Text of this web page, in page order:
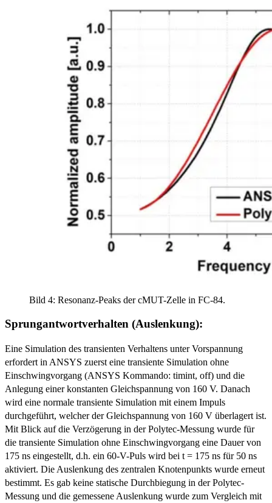
Bild 4: Resonanz-Peaks der cMUT-Zelle in FC-84.
Sprungantwortverhalten (Auslenkung):
Eine Simulation des transienten Verhaltens unter Vorspannung
erfordert in ANSYS zuerst eine transiente Simulation ohne
Einschwingvorgang (ANSYS Kommando: timint, off) und die
Anlegung einer konstanten Gleichspannung von 160 V. Danach
wird eine normale transiente Simulation mit einem Impuls
durchgeführt, welcher der Gleichspannung von 160 V überlagert ist.
Mit Blick auf die Verzögerung in der Polytec-Messung wurde für
die transiente Simulation ohne Einschwingvorgang eine Dauer von
175 ns eingestellt, d.h. ein 60-V-Puls wird bei t = 175 ns für 50 ns
aktiviert. Die Auslenkung des zentralen Knotenpunkts wurde erneut
bestimmt. Es gab keine statische Durchbiegung in der Polytec-
Messung und die gemessene Auslenkung wurde zum Vergleich mit